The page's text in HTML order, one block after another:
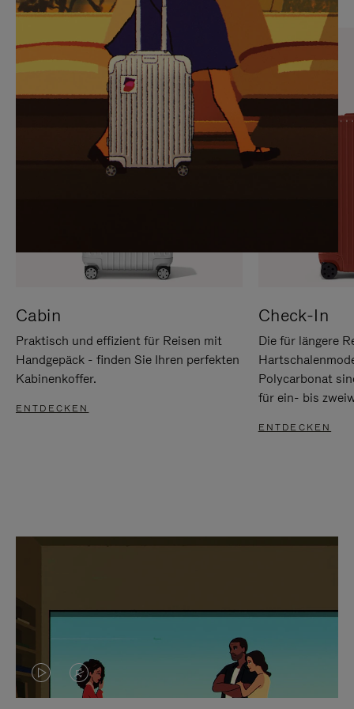
SIE,
UM
ANZUHALTEN
AUFHEBEN
DER
STUMMSCHALTUNG
Cabin
Praktisch und effizient für Reisen mit
Handgepäck - finden Sie Ihren perfekten
Kabinenkoffer.
ENTDECKEN
Check-In
Die für längere
Polycarbonat
für ein- bis
ENTDECKEN
DASVIDEO